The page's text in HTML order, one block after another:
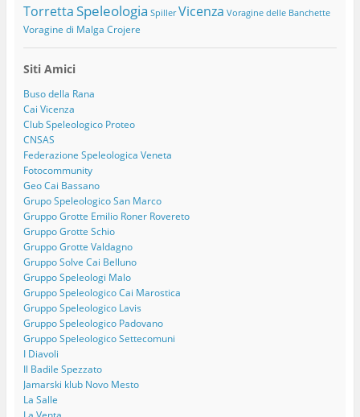
TorrettaSpeleologia Spiller Vicenza Voragine delle Banchette
Voragine di Malga Crojere
Siti Amici
Buso della Rana
Cai Vicenza
Club Speleologico Proteo
CNSAS
Federazione Speleologica Veneta
Fotocommunity
Geo Cai Bassano
Grupo Speleologico San Marco
Gruppo Grotte Emilio Roner Rovereto
Gruppo Grotte Schio
Gruppo Grotte Valdagno
Gruppo Solve Cai Belluno
Gruppo Speleologi Malo
Gruppo Speleologico Cai Marostica
Gruppo Speleologico Lavis
Gruppo Speleologico Padovano
Gruppo Speleologico Settecomuni
I Diavoli
Il Badile Spezzato
Jamarski klub Novo Mesto
La Salle